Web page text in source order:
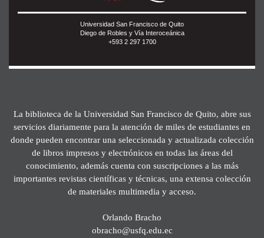
Universidad San Francisco de Quito
Diego de Robles y Vía Interoceánica
+593 2 297 1700
La biblioteca de la Universidad San Francisco de Quito, abre sus
servicios diariamente para la atención de miles de estudiantes en
donde pueden encontrar una seleccionada y actualizada colección
de libros impresos y electrónicos en todas las áreas del
conocimiento, además cuenta con suscripciones a las más
importantes revistas científicas y técnicas, una extensa colección
de materiales multimedia y acceso.
Orlando Bracho
obracho@usfq.edu.ec